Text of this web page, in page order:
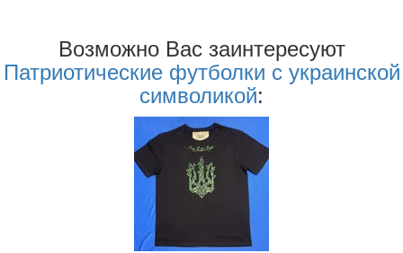
Возможно Ваc заинтересуют
Патриотические футболки с украинской
символикой: